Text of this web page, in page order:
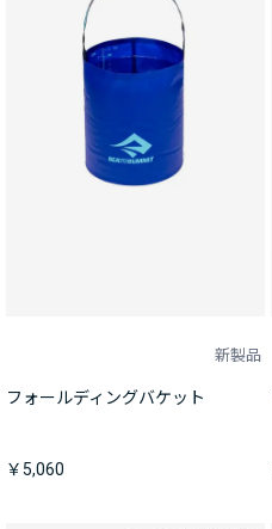
新製品
フォールディングバケット
￥5,060